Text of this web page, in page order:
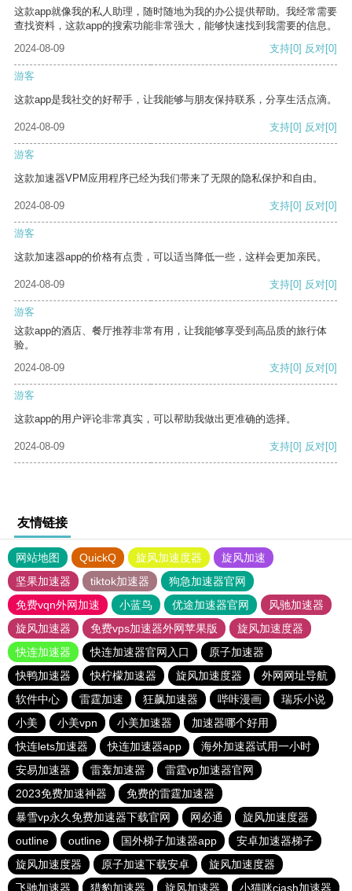
这款app就像我的私人助理，随时随地为我的办公提供帮助。我经常需要
查找资料，这款app的搜索功能非常强大，能够快速找到我需要的信息。
2024-08-09
支持[0] 反对[0]
游客
这款app是我社交的好帮手，让我能够与朋友保持联系，分享生活点滴。
2024-08-09 支持[0] 反对[0]
游客
这款加速器VPM应用程序已经为我们带来了无限的隐私保护和自由。
2024-08-09 支持[0] 反对[0]
游客
这款加速器app的价格有点贵，可以适当降低一些，这样会更加亲民。
2024-08-09 支持[0] 反对[0]
游客
这款app的酒店、餐厅推荐非常有用，让我能够享受到高品质的旅行体
验。
2024-08-09
支持[0] 反对[0]
游客
这款app的用户评论非常真实，可以帮助我做出更准确的选择。
2024-08-09 支持[0] 反对[0]
友情链接
网站地图 QuickQ 旋风加速度器
旋风加速
坚果加速器
tiktok加速器
狗急加速器官网
免费vqn外网加速
小蓝鸟 优途加速器官网
风驰加速器
旋风加速器
免费vps加速器外网苹果版
旋风加速度器
快连加速器
快连加速器官网入口
原子加速器
快鸭加速器
快柠檬加速器 旋风加速度器
外网网址导航
软件中心
雷霆加速 狂飙加速器 哔咔漫画
瑞乐小说
小美
小美vpn 小美加速器
加速器哪个好用
快连lets加速器
快连加速器app
海外加速器试用一小时
安易加速器
雷轰加速器
雷霆vp加速器官网
2023免费加速神器
免费的雷霆加速器
暴雪vp永久免费加速器下载官网
网必通
旋风加速度器
outline
outline 国外梯子加速器app
安卓加速器梯子
旋风加速度器
原子加速下载安卓
旋风加速度器
飞驰加速器
猎豹加速器 旋风加速器 小猫咪ciash加速器